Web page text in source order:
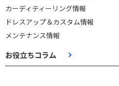
カーディティーリング情報
ドレスアップ＆カスタム情報
メンテナンス情報
お役立ちコラム